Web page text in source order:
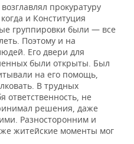
прокуратуру
и Конституция
группировки были — все
Поэтому и на
Его двери для
были открыты. Был
на его помощь,
В трудных
ответственность, не
решения, даже
Разносторонним и
житейские моменты мог